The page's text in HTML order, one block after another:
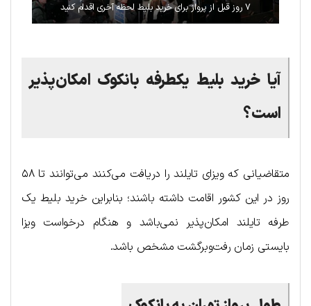
۷ روز قبل از پرواز برای خرید بلیط لحظه آخری اقدام کنید
آیا خرید بلیط یکطرفه بانکوک امکان‌پذیر
است؟
متقاضیانی که ویزای تایلند را دریافت می‌کنند می‌توانند تا ۵۸
روز در این کشور اقامت داشته باشند؛ بنابراین خرید بلیط یک
طرفه تایلند امکان‌پذیر نمی‌باشد و هنگام درخواست ویزا
بایستی زمان رفت‌وبرگشت مشخص باشد.